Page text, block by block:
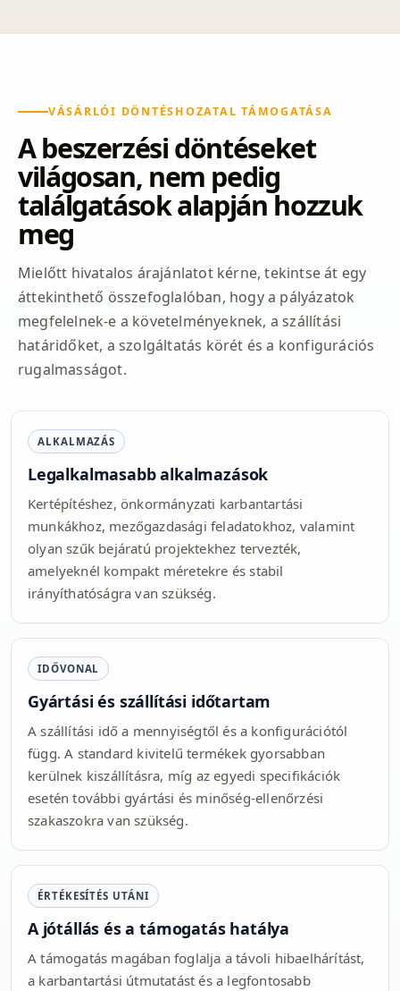
VÁSÁRLÓI DÖNTÉSHOZATAL TÁMOGATÁSA
A beszerzési döntéseket
világosan, nem pedig
találgatások alapján hozzuk
meg
Mielőtt hivatalos árajánlatot kérne, tekintse át egy
áttekinthető összefoglalóban, hogy a pályázatok
megfelelnek-e a követelményeknek, a szállítási
határidőket, a szolgáltatás körét és a konfigurációs
rugalmasságot.
ALKALMAZÁS
Legalkalmasabb alkalmazások
Kertépítéshez, önkormányzati karbantartási
munkákhoz, mezőgazdasági feladatokhoz, valamint
olyan szűk bejáratú projektekhez tervezték,
amelyeknél kompakt méretekre és stabil
irányíthatóságra van szükség.
IDŐVONAL
Gyártási és szállítási időtartam
A szállítási idő a mennyiségtől és a konfigurációtól
függ. A standard kivitelű termékek gyorsabban
kerülnek kiszállításra, míg az egyedi specifikációk
esetén további gyártási és minőség-ellenőrzési
szakaszokra van szükség.
ÉRTÉKESÍTÉS UTÁNI
A jótállás és a támogatás hatálya
A támogatás magában foglalja a távoli hibaelhárítást,
a karbantartási útmutatást és a legfontosabb